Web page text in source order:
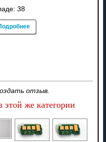
38
отзыв.
же категории